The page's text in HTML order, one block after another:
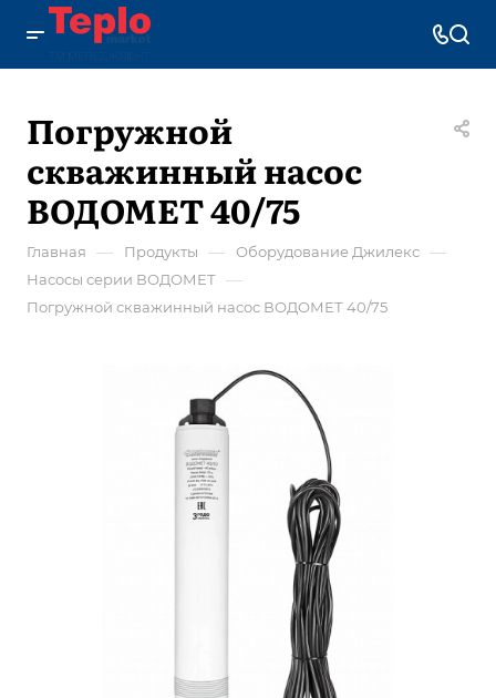
Погружной
скважинный насос
ВОДОМЕТ 40/75
Главная — Продукты — Оборудование Джилекс —
Насосы серии ВОДОМЕТ —
Погружной скважинный насос ВОДОМЕТ 40/75